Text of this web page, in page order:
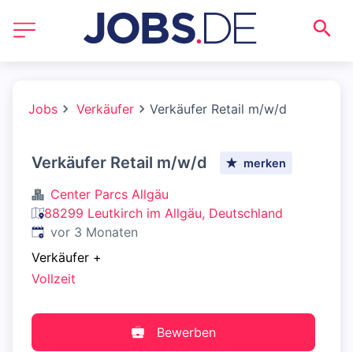
Jobs Verkäufer Verkäufer Retail m/w/d
Verkäufer Retail m/w/d merken
Center Parcs Allgäu
88299 Leutkirch im Allgäu, Deutschland
Veröffentlicht:
vor 3 Monaten
Verkäufer +
Vollzeit
Bewerben